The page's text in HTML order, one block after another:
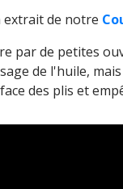
extrait de notre
par de petites
de l'huile,
des plis et